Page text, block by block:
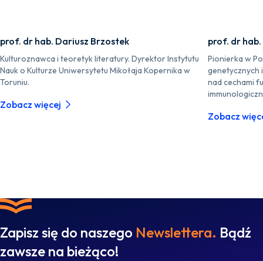
prof. dr hab. Dariusz Brzostek
Kulturoznawca i teoretyk literatury. Dyrektor Instytutu
Nauk o Kulturze Uniwersytetu Mikołaja Kopernika w
Toruniu.
Zobacz więcej
prof. dr
Pionierka w
genetycznych
nad cechami
Zobacz
Zapisz się do naszego Newslettera. Bądź
zawsze na bieżąco!